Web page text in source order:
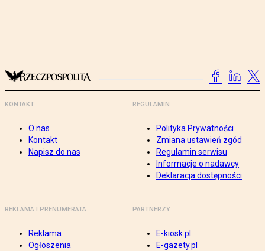
KONTAKT
O nas
Kontakt
Napisz do nas
REGULAMIN
Polityka Prywatności
Zmiana ustawień zgód
Regulamin serwisu
Informacje o nadawcy
Deklaracja dostępności
REKLAMA I PRENUMERATA
Reklama
Ogłoszenia
PARTNERZY
E-kiosk.pl
E-gazety.pl